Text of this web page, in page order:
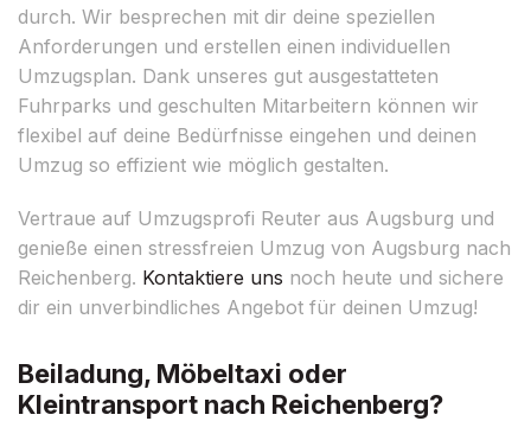
durch. Wir besprechen mit dir deine speziellen
Anforderungen und erstellen einen individuellen
Umzugsplan. Dank unseres gut ausgestatteten
Fuhrparks und geschulten Mitarbeitern können wir
flexibel auf deine Bedürfnisse eingehen und deinen
Umzug so effizient wie möglich gestalten.
Vertraue auf Umzugsprofi Reuter aus Augsburg und
genieße einen stressfreien Umzug von Augsburg nach
Reichenberg. Kontaktiere uns noch heute und sichere
dir ein unverbindliches Angebot für deinen Umzug!
Beiladung, Möbeltaxi oder
Kleintransport nach Reichenberg?